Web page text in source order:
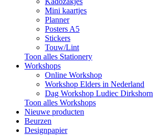
Mini kaartjes
Planner
Posters A5
Stickers
Touw/Lint
Toon alles Stationery
Workshops
Online Workshop
Workshop Elders in Nederland
Dag Workshop Ludiec Dirkshorn
Toon alles Workshops
Nieuwe producten
Beurzen
Designpapier